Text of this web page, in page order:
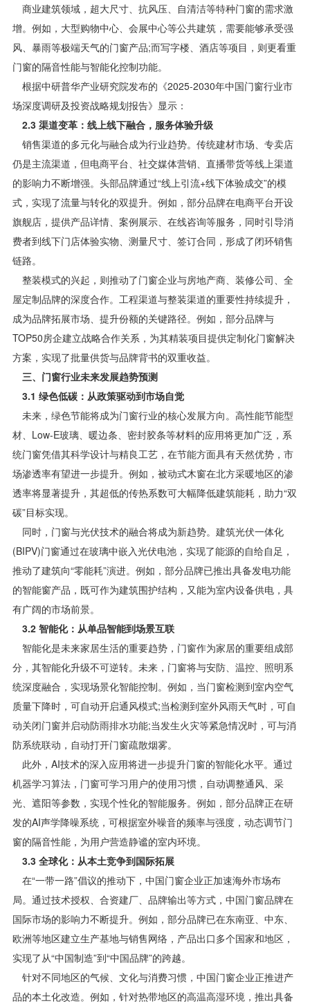
商业建筑领域，超大尺寸、抗风压、自清洁等特种门窗的需求激
增。例如，大型购物中心、会展中心等公共建筑，需要能够承受强
风、暴雨等极端天气的门窗产品;而写字楼、酒店等项目，则更看重
门窗的隔音性能与智能化控制功能。
根据中研普华产业研究院发布的《2025-2030年中国门窗行业市
场深度调研及投资战略规划报告》显示：
2.3 渠道变革：线上线下融合，服务体验升级
销售渠道的多元化与融合成为行业趋势。传统建材市场、专卖店
仍是主流渠道，但电商平台、社交媒体营销、直播带货等线上渠道
的影响力不断增强。头部品牌通过“线上引流+线下体验成交”的模
式，实现了流量与转化的双提升。例如，部分品牌在电商平台开设
旗舰店，提供产品详情、案例展示、在线咨询等服务，同时引导消
费者到线下门店体验实物、测量尺寸、签订合同，形成了闭环销售
链路。
整装模式的兴起，则推动了门窗企业与房地产商、装修公司、全
屋定制品牌的深度合作。工程渠道与整装渠道的重要性持续提升，
成为品牌拓展市场、提升份额的关键路径。例如，部分品牌与
TOP50房企建立战略合作关系，为其精装项目提供定制化门窗解决
方案，实现了批量供货与品牌背书的双重收益。
三、门窗行业未来发展趋势预测
3.1 绿色低碳：从政策驱动到市场自觉
未来，绿色节能将成为门窗行业的核心发展方向。高性能节能型
材、Low-E玻璃、暖边条、密封胶条等材料的应用将更加广泛，系
统门窗凭借其科学设计与精良工艺，在节能方面具有天然优势，市
场渗透率有望进一步提升。例如，被动式木窗在北方采暖地区的渗
透率将显著提升，其超低的传热系数可大幅降低建筑能耗，助力“双
碳”目标实现。
同时，门窗与光伏技术的融合将成为新趋势。建筑光伏一体化
(BIPV)门窗通过在玻璃中嵌入光伏电池，实现了能源的自给自足，
推动了建筑向“零能耗”演进。例如，部分品牌已推出具备发电功能
的智能窗产品，既可作为建筑围护结构，又能为室内设备供电，具
有广阔的市场前景。
3.2 智能化：从单品智能到场景互联
智能化是未来家居生活的重要趋势，门窗作为家居的重要组成部
分，其智能化升级不可逆转。未来，门窗将与安防、温控、照明系
统深度融合，实现场景化智能控制。例如，当门窗检测到室内空气
质量下降时，可自动开启通风模式;当检测到室外风雨天气时，可自
动关闭门窗并启动防雨排水功能;当发生火灾等紧急情况时，可与消
防系统联动，自动打开门窗疏散烟雾。
此外，AI技术的深入应用将进一步提升门窗的智能化水平。通过
机器学习算法，门窗可学习用户的使用习惯，自动调整通风、采
光、遮阳等参数，实现个性化的智能服务。例如，部分品牌正在研
发的AI声学降噪系统，可根据室外噪音的频率与强度，动态调节门
窗的隔音性能，为用户营造静谧的室内环境。
3.3 全球化：从本土竞争到国际拓展
在“一带一路”倡议的推动下，中国门窗企业正加速海外市场布
局。通过技术授权、合资建厂、品牌输出等方式，中国门窗品牌在
国际市场的影响力不断提升。例如，部分品牌已在东南亚、中东、
欧洲等地区建立生产基地与销售网络，产品出口多个国家和地区，
实现了从“中国制造”到“中国品牌”的跨越。
针对不同地区的气候、文化与消费习惯，中国门窗企业正推进产
品的本土化改造。例如，针对热带地区的高温高湿环境，推出具备